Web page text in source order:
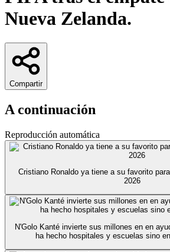
Nueva Zelanda.
Compartir
A continuación
Reproducción automática
Cristiano Ronaldo ya tiene a su favorito
2026
N'Golo Kanté invierte sus millones en en
ha hecho hospitales y escuelas sino